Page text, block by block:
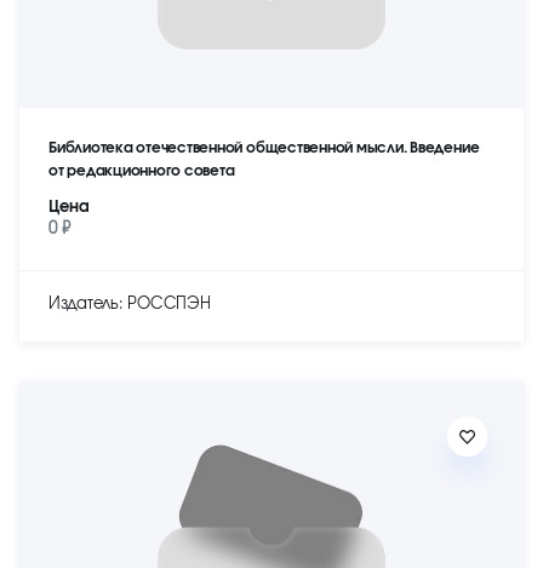
Библиотека отечественной общественной мысли. Введение
от редакционного совета
Цена
0 ₽
Издатель: РОССПЭН